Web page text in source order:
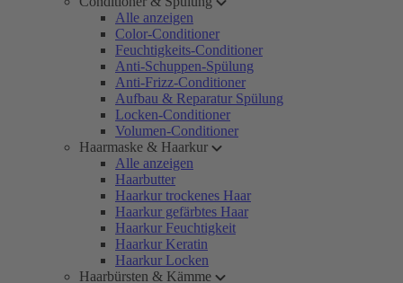
Alle anzeigen
Color-Conditioner
Feuchtigkeits-Conditioner
Anti-Schuppen-Spülung
Anti-Frizz-Conditioner
Aufbau & Reparatur Spülung
Locken-Conditioner
Volumen-Conditioner
Haarmaske & Haarkur
Alle anzeigen
Haarbutter
Haarkur trockenes Haar
Haarkur gefärbtes Haar
Haarkur Feuchtigkeit
Haarkur Keratin
Haarkur Locken
Haarbürsten & Kämme